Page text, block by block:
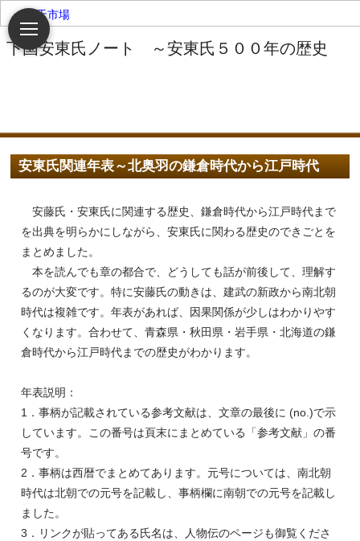
楽天市場
安東氏関連年表～北奥羽の鎌倉時代から江戸時代
安藤氏・安東氏に関連する歴史、鎌倉時代から江戸時代まで
を出典を明らかにしながら、安東氏に関わる歴史のできごとを
まとめました。
本を読んでも章の都合で、どうしても話が前後して、理解す
るのが大変です。特に安藤氏の動きは、建武の新政から南北朝
時代は複雑です。年表があれば、因果関係が少しはわかりやす
くなります。合わせて、青森県・秋田県・岩手県・北海道の鎌
倉時代から江戸時代までの歴史がわかります。
年表説明：
1．事柄が記載されている参考文献は、文章の最後に (no.)で示
しています。この番号は頁末にまとめている「参考文献」の番
号です。
2．事柄は西暦でまとめてあります。元号については、南北朝
時代は北朝での元号を記載し、事柄欄に南朝での元号を記載し
ました。
3．リンクが貼ってある氏名は、人物伝のページも御覧くださ